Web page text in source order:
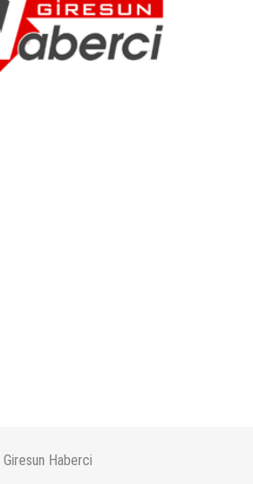
Giresun Haberci